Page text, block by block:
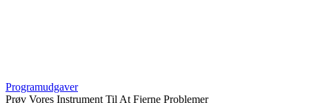
Programudgaver
Prøv Vores Instrument Til At Fjerne Problemer